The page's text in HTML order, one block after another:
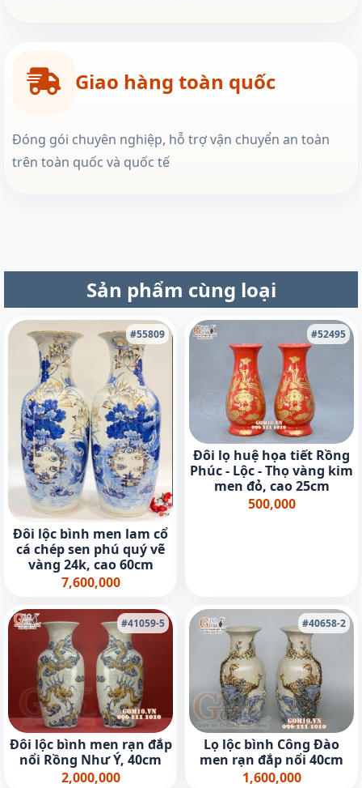
Giao hàng toàn quốc
Đóng gói chuyên nghiệp, hỗ trợ vận chuyển an toàn
trên toàn quốc và quốc tế
Sản phẩm cùng loại
#55809
Đôi lộc bình men lam cổ
cá chép sen phú quý vẽ
vàng 24k, cao 60cm
7,600,000
#52495
Đôi lọ huệ họa tiết Rồng
Phúc - Lộc - Thọ vàng kim
men đỏ, cao 25cm
500,000
#41059-5
Đôi lộc bình men rạn đắp
nổi Rồng Như Ý, 40cm
2,000,000
#40658-2
Lọ lộc bình Công Đào
men rạn đắp nổi 40cm
1,600,000